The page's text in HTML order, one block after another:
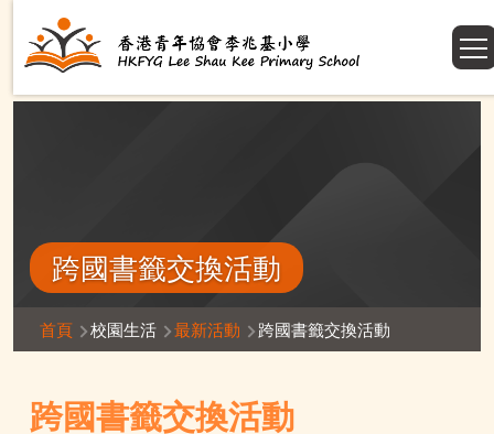
移至主內容
跨國書籤交換活動
導
航
連
首頁 校園生活 最新活動 跨國書籤交換活動
跨國書籤交換活動